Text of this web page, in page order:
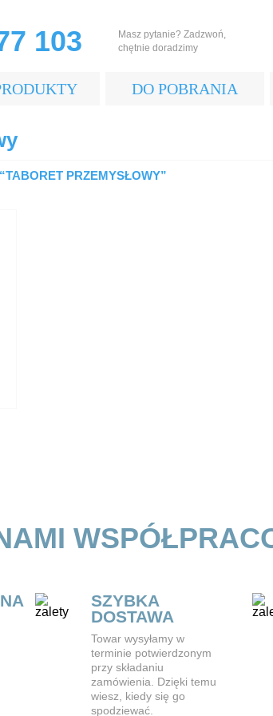
103
Masz pytanie? Zadzwoń,
chętnie doradzimy
DO POBRANIA
PRZEMYSŁOWY”
SZYBKA
DOSTAWA
Towar wysyłamy w
terminie potwierdzonym
przy składaniu
zamówienia. Dzięki temu
wiesz, kiedy się go
spodziewać.